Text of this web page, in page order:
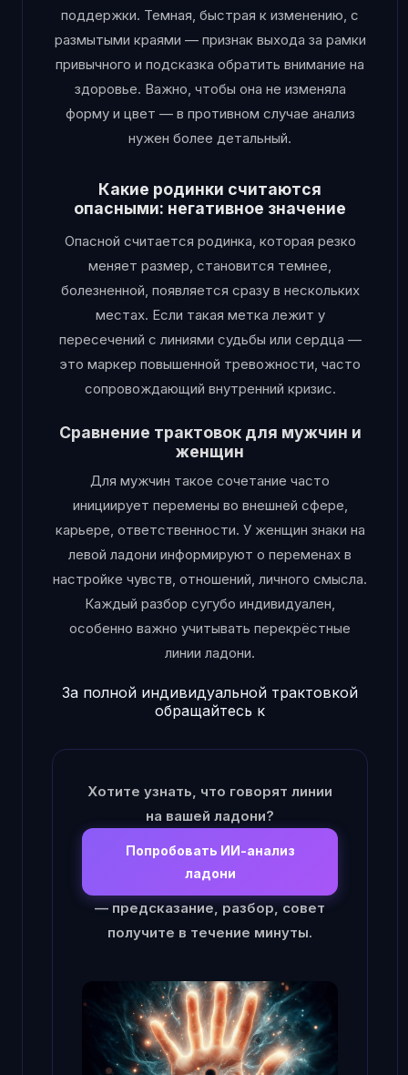
поддержки. Темная, быстрая к изменению, с
размытыми краями — признак выхода за рамки
привычного и подсказка обратить внимание на
здоровье. Важно, чтобы она не изменяла
форму и цвет — в противном случае анализ
нужен более детальный.
Какие родинки считаются
опасными: негативное значение
Опасной считается родинка, которая резко
меняет размер, становится темнее,
болезненной, появляется сразу в нескольких
местах. Если такая метка лежит у
пересечений с линиями судьбы или сердца —
это маркер повышенной тревожности, часто
сопровождающий внутренний кризис.
Сравнение трактовок для мужчин и
женщин
Для мужчин такое сочетание часто
инициирует перемены во внешней сфере,
карьере, ответственности. У женщин знаки на
левой ладони информируют о переменах в
настройке чувств, отношений, личного смысла.
Каждый разбор сугубо индивидуален,
особенно важно учитывать перекрёстные
линии ладони.
За полной индивидуальной трактовкой
обращайтесь к
Хотите узнать, что говорят линии
на вашей ладони?
Попробовать ИИ-анализ
ладони
— предсказание, разбор, совет
получите в течение минуты.